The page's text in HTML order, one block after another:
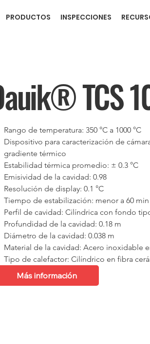
PRODUCTOS INSPECCIONES
TCS
Rango de temperatura: 350 °C a 1000 °C
Dispositivo para caracterización de
gradiente térmico
Estabilidad térmica promedio: ± 0.3 °C
Emisividad de la cavidad: 0.98
Resolución de display: 0.1 °C
Tiempo de estabilización: menor a 60 min
Perfil de cavidad: Cilíndrica con fondo
Profundidad de la cavidad: 0.18 m
Diámetro de la cavidad: 0.038 m
Material de la cavidad: Acero inoxidable
Tipo de calefactor: Cilíndrico en fibra
Técnica
Más información